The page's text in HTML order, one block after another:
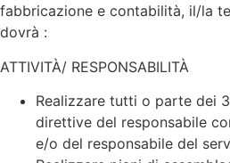
fabbricazione e contabilità, il/la
dovrà :
ATTIVITÀ/ RESPONSABILITÀ
Realizzare tutti o parte dei
direttive del responsabile
e/o del responsabile del